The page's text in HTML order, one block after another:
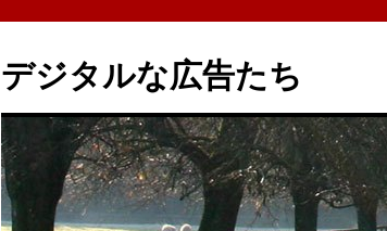
テ
ン
ス
キ
ッ
プ
デジタルな広告たち